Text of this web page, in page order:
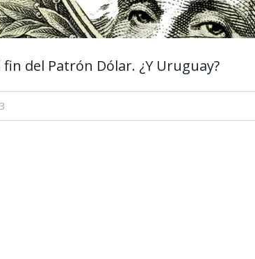
fin del Patrón Dólar. ¿Y Uruguay?